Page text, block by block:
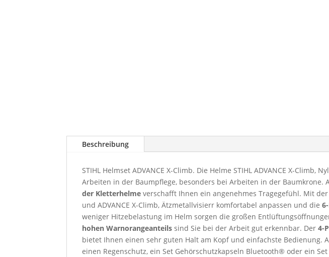
Beschreibung
STIHL Helmset ADVANCE X-Climb. Die Helme STIHL ADVANCE X-Climb,
Arbeiten in der Baumpflege, besonders bei Arbeiten in der
der Kletterhelme verschafft Ihnen ein angenehmes Tragegefühl. Mit der
und ADVANCE X-Climb, Ätzmetallvisierr komfortabel anpassen und die
weniger Hitzebelastung im Helm sorgen die großen
hohen Warnorangeanteils sind Sie bei der Arbeit gut erkennbar. Der 4-
bietet Ihnen einen sehr guten Halt am Kopf und einfachste Bedienung.
einen Regenschutz, ein Set Gehörschutzkapseln Bluetooth® oder ein